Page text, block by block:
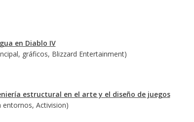
en Diablo IV
gráficos, Blizzard Entertainment)
estructural en el arte y el diseño de juegos
entornos, Activision)